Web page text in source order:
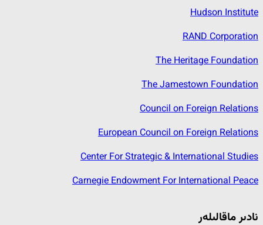
Hudson Institute
RAND Corporation
The Heritage Foundation
The Jamestown Foundation
Council on Foreign Relations
European Council on Foreign Relations
Center For Strategic & International Studies
Carnegie Endowment For International Peace
نادىر ماقالىلەر